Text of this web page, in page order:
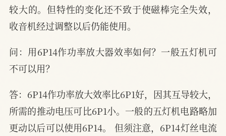
较大的。但特性的变化还不致于使磁棒完全失效，
收音机经过调整以后仍能使用。
问：用6P14作功率放大器效率如何？一般五灯机可
不可以用？
答：6P14作功率放大效率比6P1好，因其互导较大，
所需的推动电压可比6P1小。一般的五灯机电路略加
更动以后可以使用6P14。 但须注意，6P14灯丝电流